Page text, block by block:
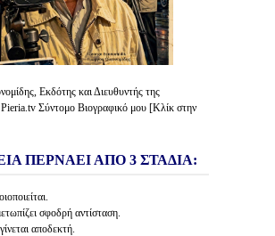
Εκδότης και Διευθυντής της
Pieria.tv Σύντομο Βιογραφικό μου [Κλίκ στην
ΠΕΡΝΑΕΙ ΑΠΟ 3 ΣΤΑΔΙΑ:
σφοδρή αντίσταση.
αποδεκτή.